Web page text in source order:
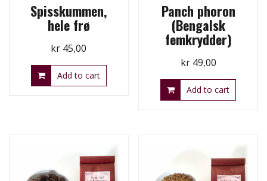
Spisskummen,
hele frø
kr 45,00
Add to cart
Panch phoron
(Bengalsk
femkrydder)
kr49,00
Add to cart